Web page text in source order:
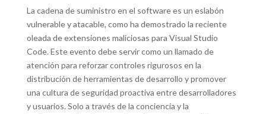
La cadena de suministro en el software es un eslabón
vulnerable y atacable, como ha demostrado la reciente
oleada de extensiones maliciosas para Visual Studio
Code. Este evento debe servir como un llamado de
atención para reforzar controles rigurosos en la
distribución de herramientas de desarrollo y promover
una cultura de seguridad proactiva entre desarrolladores
y usuarios. Solo a través de la conciencia y la